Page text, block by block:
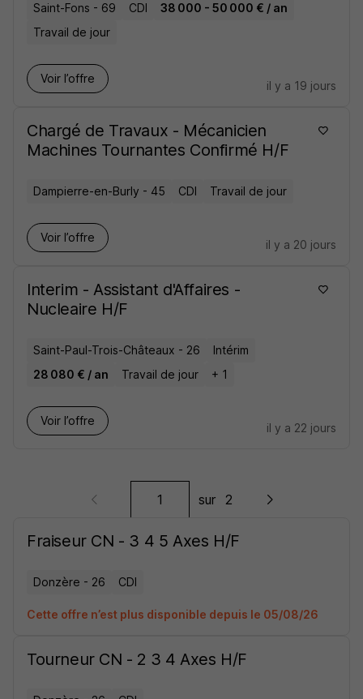
Saint-Fons - 69 CDI
38 000 - 50 000 € / an
Travail de jour
Voir l’offre
il y a 19 jours
Chargé de Travaux - Mécanicien
Machines Tournantes Confirmé H/F
Dampierre-en-Burly - 45 CDI Travail de jour
Voir l’offre
il y a 20 jours
Interim - Assistant d'Affaires -
Nucleaire H/F
Saint-Paul-Trois-Châteaux - 26
Intérim
28 080 € / an
Travail de jour + 1
Voir l’offre
il y a 22 jours
sur 2
Fraiseur CN - 3 4 5 Axes H/F
Donzère - 26 CDI
Cette offre n’est plus disponible depuis le 05/08/26
Tourneur CN - 2 3 4 Axes H/F